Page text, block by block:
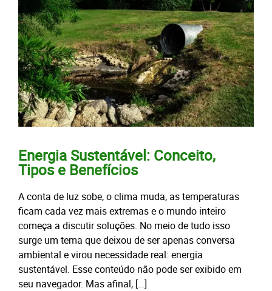
Energia Sustentável: Conceito,
Tipos e Benefícios
A conta de luz sobe, o clima muda, as temperaturas
ficam cada vez mais extremas e o mundo inteiro
começa a discutir soluções. No meio de tudo isso
surge um tema que deixou de ser apenas conversa
ambiental e virou necessidade real: energia
sustentável. Esse conteúdo não pode ser exibido em
seu navegador. Mas afinal, […]